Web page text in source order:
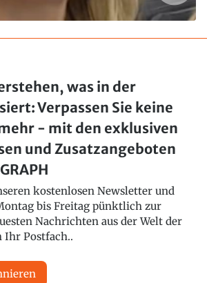
was in der
Verpassen Sie keine
- mit den exklusiven
und Zusatzangeboten
kostenlosen Newsletter und
bis Freitag pünktlich zur
Nachrichten aus der Welt der
Postfach..